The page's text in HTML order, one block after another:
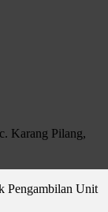
Karang Pilang,
Pengambilan Unit